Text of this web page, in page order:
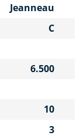
Jeanneau
C
6.500
10
3